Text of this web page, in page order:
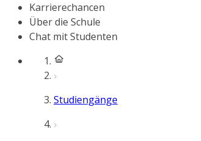
Karrierechancen
Über die Schule
Chat mit Studenten
Studiengänge